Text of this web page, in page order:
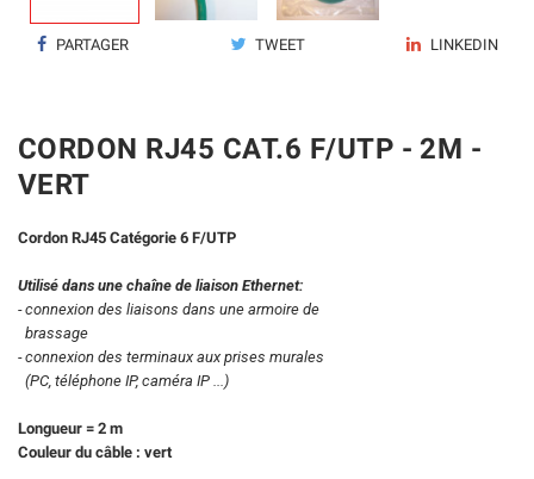
PARTAGER TWEET LINKEDIN
CORDON RJ45 CAT.6 F/UTP - 2M -
VERT
Cordon RJ45 Catégorie 6 F/UTP
Utilisé dans une chaîne de liaison Ethernet:
- connexion des liaisons dans une armoire de
brassage
- connexion des terminaux aux prises murales
(PC, téléphone IP, caméra IP ...)
Longueur = 2 m
Couleur du câble : vert